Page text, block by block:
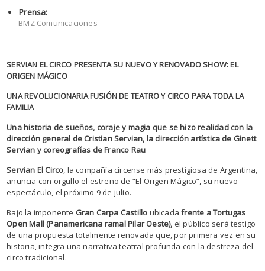
Prensa:
BMZ Comunicaciones
SERVIAN EL CIRCO PRESENTA SU NUEVO Y RENOVADO SHOW: EL
ORIGEN MÁGICO
UNA REVOLUCIONARIA FUSIÓN DE TEATRO Y CIRCO PARA TODA LA
FAMILIA
Una historia de sueños, coraje y magia que se hizo realidad con la
dirección general de Cristian Servian, la dirección artística de Ginett
Servian y coreografías de Franco Rau
Servian El Circo, la compañía circense más prestigiosa de Argentina,
anuncia con orgullo el estreno de “El Origen Mágico”, su nuevo
espectáculo, el próximo 9 de julio.
Bajo la imponente Gran Carpa Castillo ubicadafrente a Tortugas
Open Mall (Panamericana ramal Pilar Oeste), el público será testigo
de una propuesta totalmente renovada que, por primera vez en su
historia, integra una narrativa teatral profunda con la destreza del
circo tradicional.